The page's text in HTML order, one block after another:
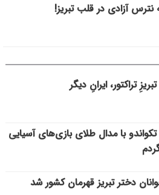
نترس آزادی در قلب تبریز!
تراکتور، ایرانِ دیگر
با مدال طلای بازی‌های آسیایی
دختر تبریز قهرمان کشور شد